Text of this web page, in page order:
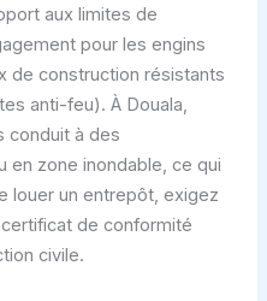
aux limites de
pour les engins
de construction résistants
anti-feu). À Douala,
conduit à des
en zone inondable, ce qui
louer un entrepôt, exigez
de conformité
civile.